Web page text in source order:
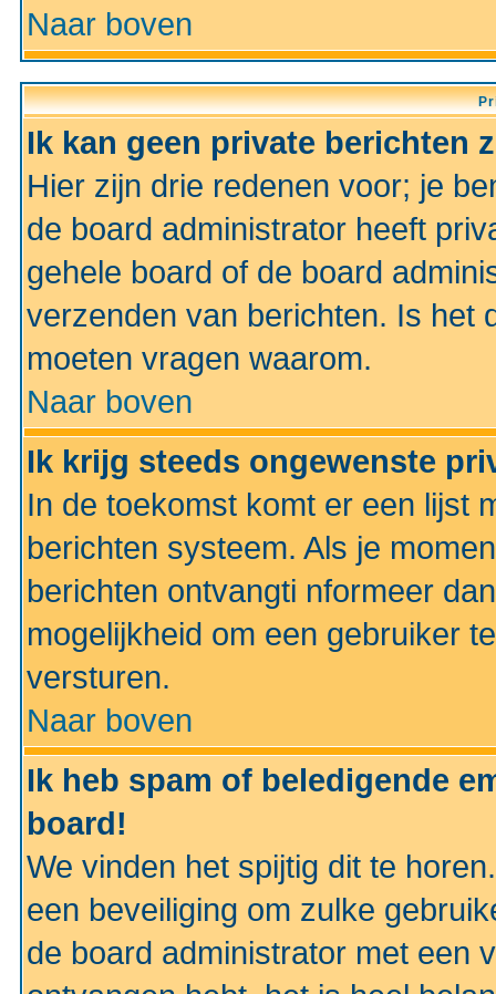
Naar boven
Ik kan geen private berichten
Hier zijn drie redenen voor; je
de board administrator heeft
gehele board of de board
verzenden van berichten. Is het
moeten vragen waarom.
Naar boven
Ik krijg steeds ongewenste
In de toekomst komt er een lijst
berichten systeem. Als je
berichten ontvangti nformeer
mogelijkheid om een gebruiker
versturen.
Naar boven
Ik heb spam of beledigende
board!
We vinden het spijtig dit te
een beveiliging om zulke
de board administrator met een